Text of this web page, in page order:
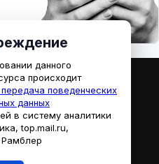
Кино
данного
происходит
поведенческих
данных
в систему аналитики
top.mail.ru,